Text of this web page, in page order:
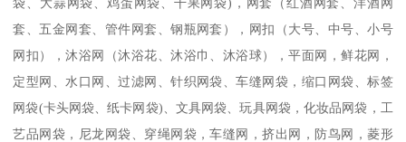
套、五金网套、管件网套、钢瓶网套），网扣（大号、中号、小号
网扣），沐浴网（沐浴花、沐浴巾、沐浴球），平面网，鲜花网，
定型网、水口网、过滤网、针织网袋、车缝网袋，缩口网袋、标签
网袋(卡头网袋、纸卡网袋)、文具网袋、玩具网袋，化妆品网袋，工
艺品网袋，尼龙网袋、穿绳网袋，车缝网，挤出网，防鸟网，菱形